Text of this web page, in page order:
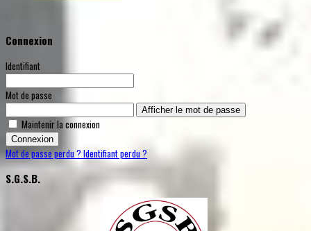
Connexion
Identifiant
Mot de passe
Afficher le mot de passe
Maintenir la connexion
Connexion
Mot de passe perdu ? Identifiant perdu ?
S.G.S.B.